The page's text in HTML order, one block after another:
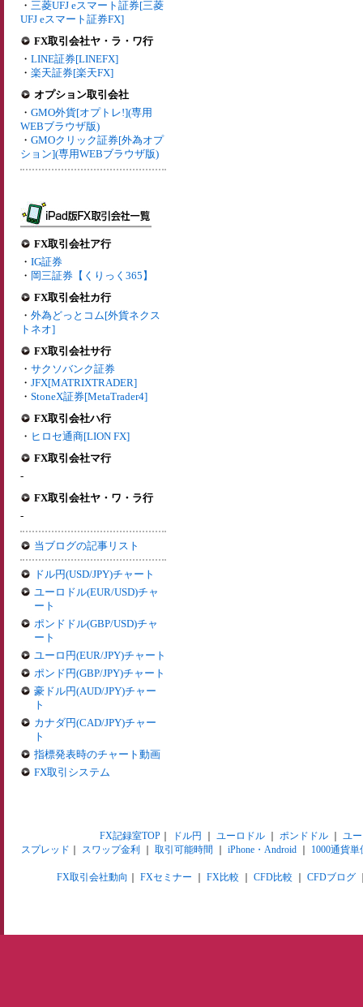
・ 三菱UFJ eスマート証券[三菱
UFJ eスマート証券FX]
FX取引会社ヤ・ラ・ワ行
・ LINE証券[LINEFX]
・ 楽天証券[楽天FX]
オプション取引会社
・ GMO外貨[オプトレ!](専用
WEBブラウザ版)
・ GMOクリック証券[外為オプ
ション](専用WEBブラウザ版)
FX取引会社ア行
・ IG証券
・ 岡三証券【くりっく365】
FX取引会社カ行
・ 外為どっとコム[外貨ネクス
トネオ]
FX取引会社サ行
・ サクソバンク証券
・ JFX[MATRIXTRADER]
・ StoneX証券[MetaTrader4]
FX取引会社ハ行
・ ヒロセ通商[LION FX]
FX取引会社マ行
-
FX取引会社ヤ・ワ・ラ行
-
当ブログの記事リスト
ドル円(USD/JPY)チャート
ユーロドル(EUR/USD)チャ
ート
ポンドドル(GBP/USD)チャ
ート
ユーロ円(EUR/JPY)チャート
ポンド円(GBP/JPY)チャート
豪ドル円(AUD/JPY)チャー
ト
カナダ円(CAD/JPY)チャー
ト
指標発表時のチャート動画
FX取引システム
FX記録室TOP｜ ドル円 ユーロドル｜ ポンドドル｜ ユ
スプレッド
スワップ金利 取引可能時間 iPhone・Android 1000通貨単
FX取引会社動向 FXセミナー FX比較 CFD比較 CFDブログ